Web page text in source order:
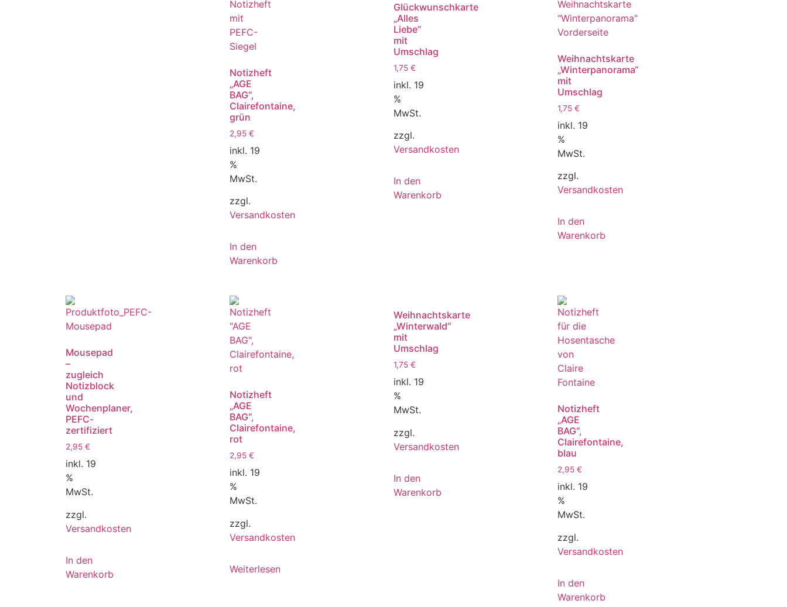
Notizheft
„AGE
BAG“,
Clairefontaine,
grün
2,95 €
inkl. 19
%
MwSt.
zzgl.
Versandkosten
In den
Warenkorb
Glückwunschkarte
„Alles
Liebe“
mit
Umschlag
1,75 €
inkl. 19
%
MwSt.
zzgl.
Versandkosten
In den
Warenkorb
Weihnachtskarte
„Winterpanorama“
mit
Umschlag
1,75 €
inkl. 19
%
MwSt.
zzgl.
Versandkosten
In den
Warenkorb
Mousepad
–
zugleich
Notizblock
und
Wochenplaner,
PEFC-
zertifiziert
2,95 €
inkl. 19
%
MwSt.
zzgl.
Versandkosten
In den
Warenkorb
Notizheft
„AGE
BAG“,
Clairefontaine,
rot
2,95 €
inkl. 19
%
MwSt.
zzgl.
Versandkosten
Weiterlesen
Weihnachtskarte
„Winterwald“
mit
Umschlag
1,75 €
inkl. 19
%
MwSt.
zzgl.
Versandkosten
In den
Warenkorb
Notizheft
„AGE
BAG“,
Clairefontaine,
blau
2,95 €
inkl. 19
%
MwSt.
zzgl.
Versandkosten
In den
Warenkorb